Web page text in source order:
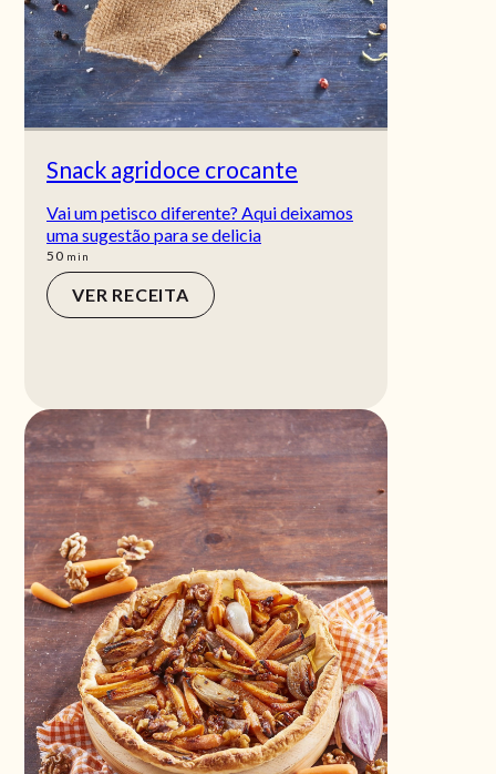
Snack agridoce crocante
Vai um petisco diferente? Aqui deixamos
uma sugestão para se delicia
50min
min
VER RECEITA